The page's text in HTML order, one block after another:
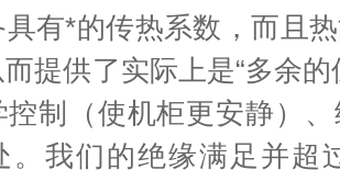
有*的传热系数 ，而且
提供了实际上是“多余
控制（使机柜更安静）
。我们的绝缘满足并超